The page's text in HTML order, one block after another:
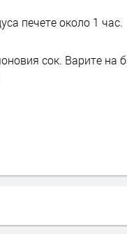
печете около 1 час.
сок. Варите на